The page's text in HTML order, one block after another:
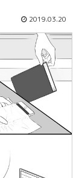
2019.03.20